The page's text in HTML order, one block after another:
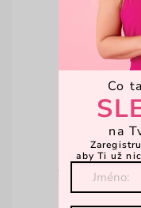
Co
na
aby Ti už